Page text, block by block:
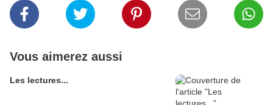
Vous aimerez aussi
Les lectures...